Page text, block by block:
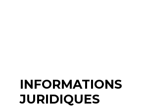
INFORMATIONS
JURIDIQUES